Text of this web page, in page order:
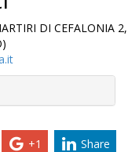
DI CEFALONIA 2,
+1 Share